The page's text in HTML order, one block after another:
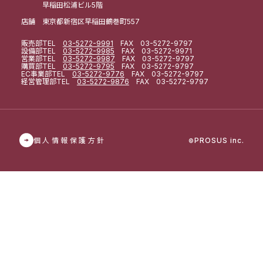
早稲田松浦ビル5階
店舗 東京都新宿区早稲田鶴巻町557
販売部TEL 03-5272-9991 FAX 03-5272-9797
設備部TEL 03-5272-9985 FAX 03-5272-9971
営業部TEL 03-5272-9987 FAX 03-5272-9797
購買部TEL 03-5272-9795 FAX 03-5272-9797
EC事業部TEL 03-5272-9776 FAX 03-5272-9797
経営管理部TEL 03-5272-9876 FAX 03-5272-9797
個人情報保護方針 ©PROSUS inc.